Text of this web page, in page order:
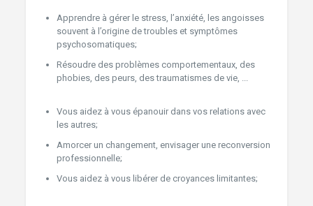
Apprendre à gérer le stress, l’anxiété, les angoisses
souvent à l’origine de troubles et symptômes
psychosomatiques;
Résoudre des problèmes comportementaux, des
phobies, des peurs, des traumatismes de vie, ...Mons
Vous aidez à vous épanouir dans vos relations avec
les autres;
Amorcer un changement, envisager une reconversion
professionnelle;
Vous aidez à vous libérer de croyances limitantes;